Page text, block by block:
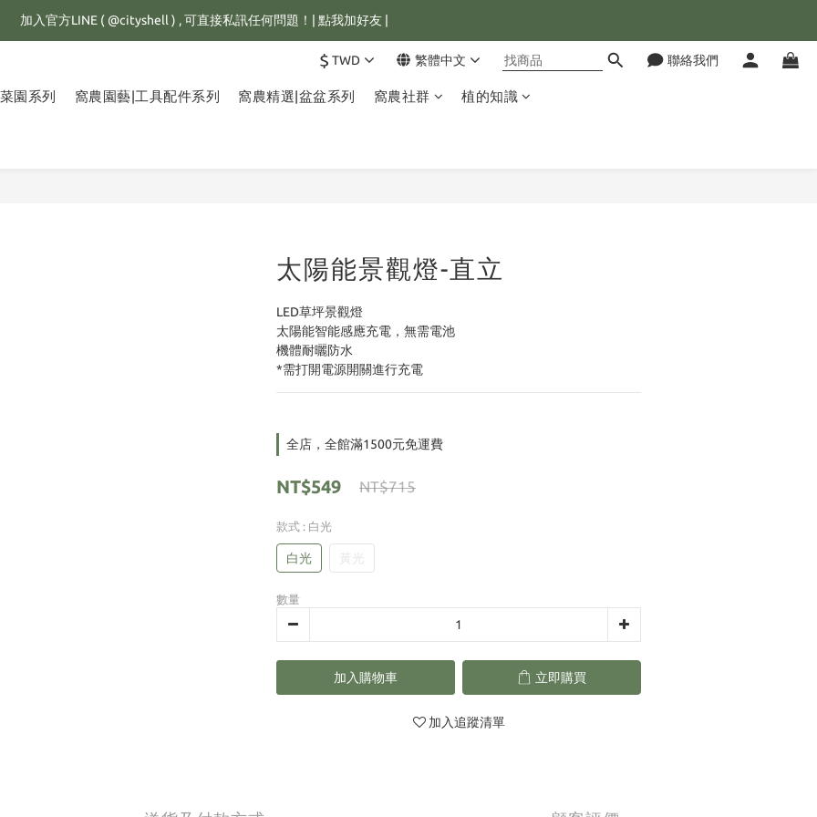
滿1500元，訂單即享免運優惠，新註冊會員，還可立即獲得25元購物金💰
加入官方LINE ( @cityshell ) , 可直接私訊任何問題！| 點我加好友 |
重量限制，超重訂單會進行拆單程序，並多增收65元拆單費用，謝謝配合😊
滿1500元，訂單即享免運優惠，新註冊會員，還可立即獲得25元購物金💰
$ TWD 繁體中文 聯絡我們
園系列 窩農園藝|工具配件系列 窩農精選|盆盆系列 窩農社群 植的知識
太陽能景觀燈-直立
LED草坪景觀燈
太陽能智能感應充電，無需電池
機體耐曬防水
*需打開電源開關進行充電
全店，全館滿1500元免運費
NT$549 NT$715
款式 : 白光
白光 黃光
數量
加入購物車 立即購買
加入追蹤清單